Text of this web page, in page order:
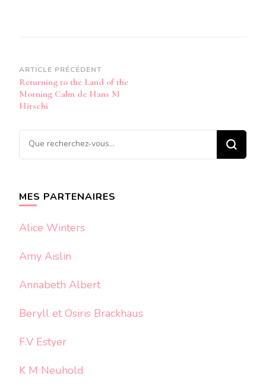
Navigation
d’article
ARTICLE PRÉCÉDENT
Returning to the Land of the
Morning Calm de Hans M
Hirschi
Vous
recherchiez
MES PARTENAIRES
Alice Winters
Amy Aislin
Annabeth Albert
Beryll et Osiris Brackhaus
F.V Estyer
K M Neuhold